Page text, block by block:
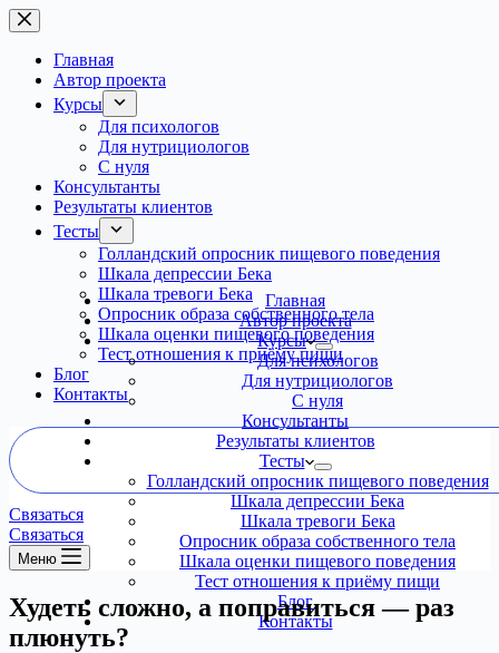
Перейти
к
сути
Главная
Автор проекта
Курсы
Для психологов
Для нутрициологов
С нуля
Консультанты
Результаты клиентов
Тесты
Голландский опросник пищевого поведения
Шкала депрессии Бека
Шкала тревоги Бека
Опросник образа собственного тела
Шкала оценки пищевого поведения
Тест отношения к приёму пищи
Блог
Контакты
Главная
Автор проекта
Курсы
Для психологов
Для нутрициологов
С нуля
Консультанты
Результаты клиентов
Тесты
Голландский опросник пищевого поведения
Шкала депрессии Бека
Шкала тревоги Бека
Опросник образа собственного тела
Шкала оценки пищевого поведения
Тест отношения к приёму пищи
Блог
Контакты
Связаться
Связаться
Меню
Худеть сложно, а поправиться — раз
плюнуть?